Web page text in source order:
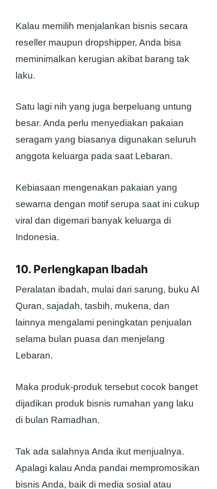
Kalau memilih menjalankan bisnis secara
reseller maupun dropshipper, Anda bisa
meminimalkan kerugian akibat barang tak
laku.
Satu lagi nih yang juga berpeluang untung
besar. Anda perlu menyediakan pakaian
seragam yang biasanya digunakan seluruh
anggota keluarga pada saat Lebaran.
Kebiasaan mengenakan pakaian yang
sewarna dengan motif serupa saat ini cukup
viral dan digemari banyak keluarga di
Indonesia.
10. Perlengkapan Ibadah
Peralatan ibadah, mulai dari sarung, buku Al
Quran, sajadah, tasbih, mukena, dan
lainnya mengalami peningkatan penjualan
selama bulan puasa dan menjelang
Lebaran.
Maka produk-produk tersebut cocok banget
dijadikan produk bisnis rumahan yang laku
di bulan Ramadhan.
Tak ada salahnya Anda ikut menjualnya.
Apalagi kalau Anda pandai mempromosikan
bisnis Anda, baik di media sosial atau